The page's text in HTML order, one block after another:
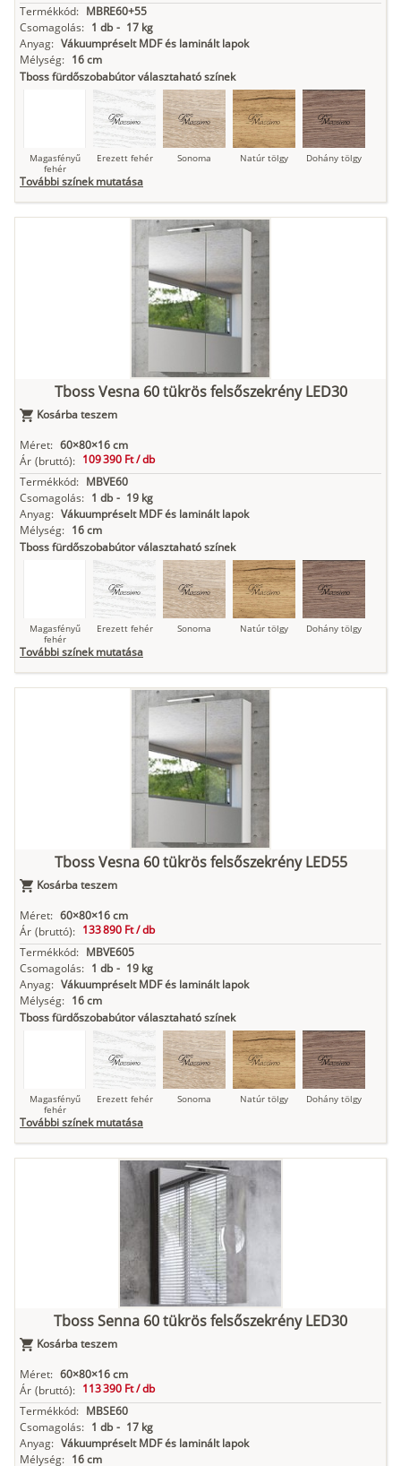
Termékkód: MBRE60+55
Csomagolás: 1 db - 17 kg
Anyag: Vákuumpréselt MDF és laminált lapok
Mélység: 16 cm
Tboss fürdőszobabútor választaható színek
Magasfényű
fehér
Erezett fehér Sonoma Natúr tölgy Dohány tölgy
Szupermatt
fehér
Nádzöld Füstös zöld
Antracit Matt fekete
További színek mutatása
Tboss Vesna 60 tükrös felsőszekrény LED30
Kosárba teszem
Méret: 60×80×16 cm
Ár (bruttó): 109 390 Ft /db
Termékkód: MBVE60
Csomagolás: 1 db - 19 kg
Anyag: Vákuumpréselt MDF és laminált lapok
Mélység: 16 cm
Tboss fürdőszobabútor választaható színek
Magasfényű
fehér
Erezett fehér Sonoma Natúr tölgy Dohány tölgy
Szupermatt
fehér
Nádzöld Füstös zöld
Antracit Matt fekete
További színek mutatása
Tboss Vesna 60 tükrös felsőszekrény LED55
Kosárba teszem
Méret: 60×80×16 cm
Ár (bruttó): 133 890 Ft /db
Termékkód: MBVE605
Csomagolás: 1 db - 19 kg
Anyag: Vákuumpréselt MDF és laminált lapok
Mélység: 16 cm
Tboss fürdőszobabútor választaható színek
Magasfényű
fehér
Erezett fehér Sonoma Natúr tölgy Dohány tölgy
Grafit fa Loft beton
Szupermatt
fehér
Kőszürke Nádzöld Füstös zöld
További színek mutatása
Tboss Senna 60 tükrös felsőszekrény LED30
Kosárba teszem
Méret: 60×80×16 cm
Ár (bruttó): 113 390 Ft /db
Termékkód: MBSE60
Csomagolás: 1 db - 17 kg
Anyag: Vákuumpréselt MDF és laminált lapok
Mélység: 16 cm